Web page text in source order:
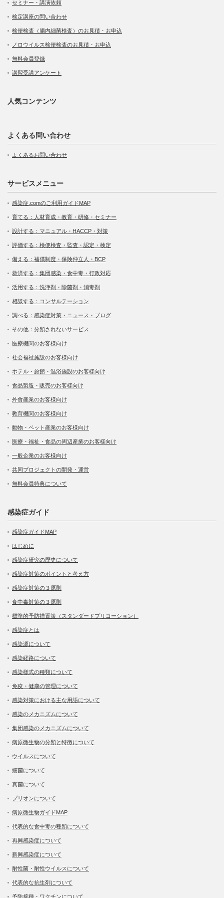
セミナー・講演依頼
検定講座の問い合わせ
検便検査（腸内細菌検査）のお見積・お申込
ノロウイルス検便検査のお見積・お申込
無料会員登録
講習受講アンケート
人気コンテンツ
よくある問い合わせ
よくあるお問い合わせ
サービスメニュー
感染症.comのご利用ガイドMAP
育てる：人材育成・教育・研修・セミナー
設計する：マニュアル・HACCP・対策
評価する：検便検査・監査・認定・検定
備える：補償制度・保険仲立人・BCP
救済する：集団感染・食中毒・行政対応
活用する：洗浄剤・除菌剤・消毒剤
相談する：コンサルテーション
調べる：感染症対策・ニュース・ブログ
その他：分類されないサービス
医療機関のお客様向け
社会福祉施設のお客様向け
ホテル・旅館・温浴施設のお客様向け
食品製造・販売のお客様向け
外食産業のお客様向け
教育機関のお客様向け
動物・ペット産業のお客様向け
医療・福祉・食品の周辺産業のお客様向け
一般企業のお客様向け
共同プロジェクトの開発・運営
無料会員特典について
感染症ガイド
感染症ガイドMAP
はじめに
感染症研究の歴史について
感染症対策のポイントと考え方
感染症対策の３原則
食中毒対策の３原則
標準的予防措置策（スタンダードプリコーション）
感染症とは
感染源について
感染経路について
感染様式の種類について
免疫・健康の管理について
感染対策における主な用語について
感染のメカニズムについて
集団感染のメカニズムについて
病原微生物の分類と特徴について
ウイルスについて
細菌について
真菌について
プリオンについて
病原微生物ガイドMAP
代表的な食中毒の種類について
再興感染症について
新興感染症について
耐性菌・耐性ウイルスについて
代表的な抗生剤について
予防接種・ワクチンについて